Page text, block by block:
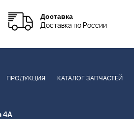
Доставка
Доставка по России
ПРОДУКЦИЯ КАТАЛОГ ЗАПЧАСТЕЙ
4А